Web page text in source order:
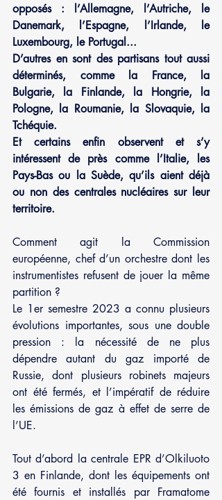
opposés : l’Allemagne, l’Autriche, le
Danemark, l’Espagne, l’Irlande, le
Luxembourg, le Portugal...
D’autres en sont des partisans tout aussi
déterminés, comme la France, la
Bulgarie, la Finlande, la Hongrie, la
Pologne, la Roumanie, la Slovaquie, la
Tchéquie.
Et certains enfin observent et s’y
intéressent de près comme l’Italie, les
Pays-Bas ou la Suède, qu’ils aient déjà
ou non des centrales nucléaires sur leur
territoire.
Comment agit la Commission
européenne, chef d’un orchestre dont les
instrumentistes refusent de jouer la même
partition ?
Le 1er semestre 2023 a connu plusieurs
évolutions importantes, sous une double
pression : la nécessité de ne plus
dépendre autant du gaz importé de
Russie, dont plusieurs robinets majeurs
ont été fermés, et l’impératif de réduire
les émissions de gaz à effet de serre de
l’UE.
Tout d’abord la centrale EPR d’Olkiluoto
3 en Finlande, dont les équipements ont
été fournis et installés par Framatome